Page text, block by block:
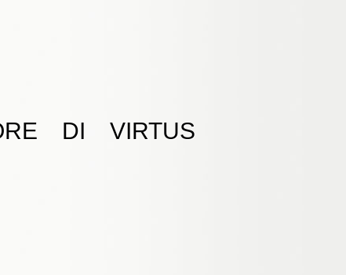
DI VIRTUS